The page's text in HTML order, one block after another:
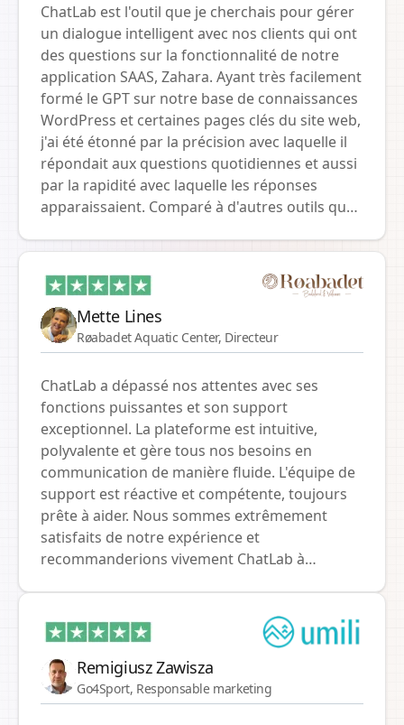
apporté à nos boutiques en ligne non
seulement une plus grande efficacité mais
aussi une plus grande satisfaction des clients,
car ils apprécient les réponses rapides et
précises à leurs questions. Le support
technique et l'approche professionnelle tout
au long du projet ont été véritablement de
premier ordre. Notre collaboration sur les
innovations continue, et nous croyons qu'avec
Chatlab, nous serons encore plus proches de
ChatLab est l'outil que je cherchais pour gérer
un dialogue intelligent avec nos clients qui ont
des questions sur la fonctionnalité de notre
application SAAS, Zahara. Ayant très facilement
formé le GPT sur notre base de connaissances
WordPress et certaines pages clés du site web,
j'ai été étonné par la précision avec laquelle il
répondait aux questions quotidiennes et aussi
par la rapidité avec laquelle les réponses
apparaissaient. Comparé à d'autres outils que
la vitesse étonnante. C'est notre première
étape dans la création d'une fonction de
support assistée par IA.
Mette Lines
Røabadet Aquatic Center, Directeur
ChatLab a dépassé nos attentes avec ses
fonctions puissantes et son support
exceptionnel. La plateforme est intuitive,
polyvalente et gère tous nos besoins en
communication de manière fluide. L'équipe de
support est réactive et compétente, toujours
prête à aider. Nous sommes extrêmement
satisfaits de notre expérience et
recommanderions vivement ChatLab à
Remigiusz Zawisza
Go4Sport, Responsable marketing